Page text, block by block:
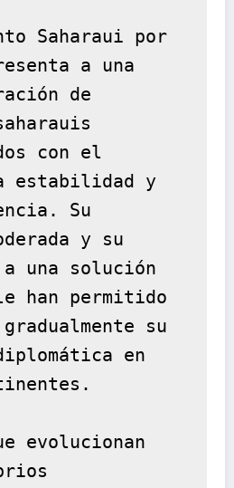
Saharaui por
a una
de
con el
estabilidad y
Su
y su
una solución
han permitido
su
en
evolucionan